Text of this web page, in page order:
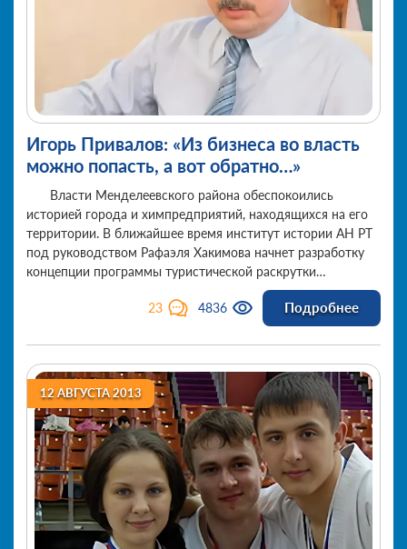
Игорь Привалов: «Из бизнеса во власть
можно попасть, а вот обратно…»
Власти Менделеевского района обеспокоились
историей города и химпредприятий, находящихся на его
территории. В ближайшее время институт истории АН РТ
под руководством Рафаэля Хакимова начнет разработку
концепции программы туристической раскрутки
Менделеевска, сообщил в ходе интернет-конференции с
читателями «БИЗНЕС Online» глава района Игорь
23 4836 Подробнее
12 АВГУСТА 2013